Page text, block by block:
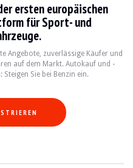
supp.
ersten europäischen
für Sport- und
Angebote, zuverlässige Käufer und
auf dem Markt. Autokauf und -
Sie bei Benzin ein.